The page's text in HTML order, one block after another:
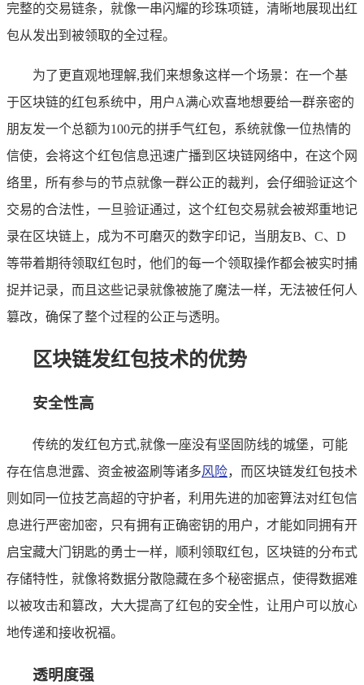
完整的交易链条，就像一串闪耀的珍珠项链，清晰地展现出红
包从发出到被领取的全过程。
为了更直观地理解,我们来想象这样一个场景：在一个基
于区块链的红包系统中，用户A满心欢喜地想要给一群亲密的
朋友发一个总额为100元的拼手气红包，系统就像一位热情的
信使，会将这个红包信息迅速广播到区块链网络中，在这个网
络里，所有参与的节点就像一群公正的裁判，会仔细验证这个
交易的合法性，一旦验证通过，这个红包交易就会被郑重地记
录在区块链上，成为不可磨灭的数字印记，当朋友B、C、D
等带着期待领取红包时，他们的每一个领取操作都会被实时捕
捉并记录，而且这些记录就像被施了魔法一样，无法被任何人
篡改，确保了整个过程的公正与透明。
区块链发红包技术的优势
安全性高
传统的发红包方式,就像一座没有坚固防线的城堡，可能
存在信息泄露、资金被盗刷等诸多风险，而区块链发红包技术
则如同一位技艺高超的守护者，利用先进的加密算法对红包信
息进行严密加密，只有拥有正确密钥的用户，才能如同拥有开
启宝藏大门钥匙的勇士一样，顺利领取红包，区块链的分布式
存储特性，就像将数据分散隐藏在多个秘密据点，使得数据难
以被攻击和篡改，大大提高了红包的安全性，让用户可以放心
地传递和接收祝福。
透明度强